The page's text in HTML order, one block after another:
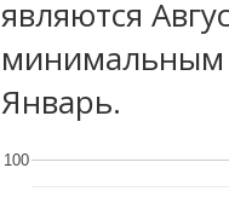
являются
минимальным
Январь.
100